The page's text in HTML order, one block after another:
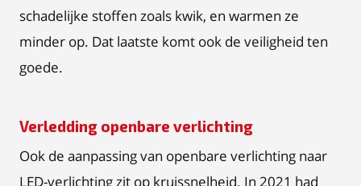
schadelijke stoffen zoals kwik, en warmen ze
minder op. Dat laatste komt ook de veiligheid ten
goede.
Verledding openbare verlichting
Ook de aanpassing van openbare verlichting naar
LED-verlichting zit op kruissnelheid. In 2021 had